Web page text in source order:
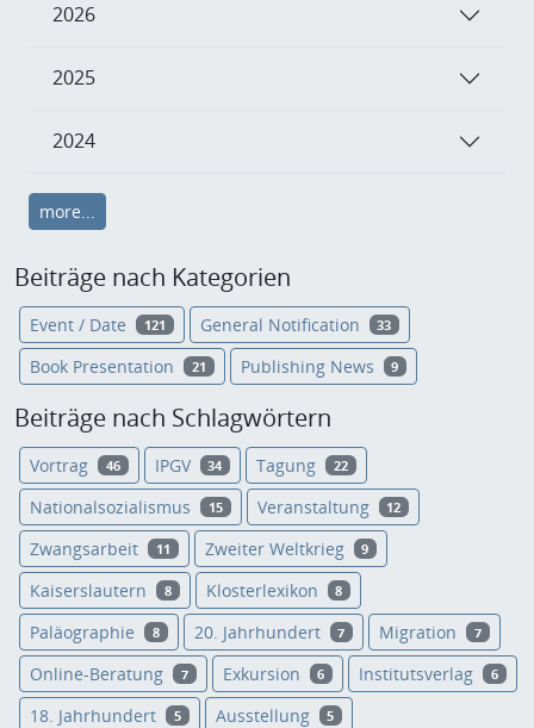
2026
2025
2024
more...
Beiträge nach Kategorien
Event / Date 121 General Notification 33
Book Presentation 21 Publishing News 9
Beiträge nach Schlagwörtern
Vortrag 46 IPGV 34 Tagung 22
Nationalsozialismus 15 Veranstaltung 12
Zwangsarbeit 11 Zweiter Weltkrieg 9
Kaiserslautern 8 Klosterlexikon 8
Paläographie 8 20. Jahrhundert 7 Migration 7
Online-Beratung 7 Exkursion 6 Institutsverlag 6
18. Jahrhundert 5 Ausstellung 5